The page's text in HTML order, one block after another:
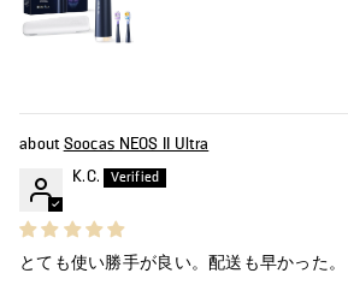
Soocas NEOS II Ultra
K.C.
とても使い勝手が良い。配送も早かった。